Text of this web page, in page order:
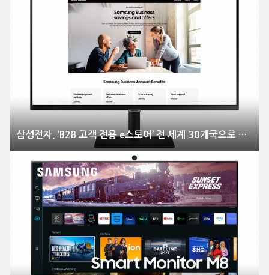
삼성전자, ‘B2B 고객 전용 e스토어’ 전 세계 30개국으로 확대